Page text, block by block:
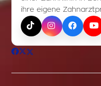
ihre eigene
TikTokInstagram